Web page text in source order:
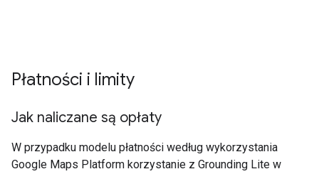
Płatności i limity
Jak naliczane są opłaty
W przypadku modelu płatności według wykorzystania
Google Maps Platform korzystanie z Grounding Lite w